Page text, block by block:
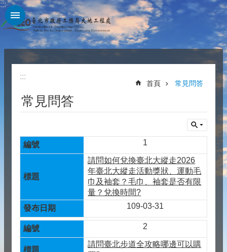
跳到主要內容區塊
:::
:::
首頁 常見問答
常見問答
1
請問如何兌換臺北大縱走2026
年臺北大縱走活動獎狀、運動毛
巾及袖套？毛巾、袖套是否有限
量？兌換時間?
109-03-31
2
請問臺北步道全攻略哪邊可以購